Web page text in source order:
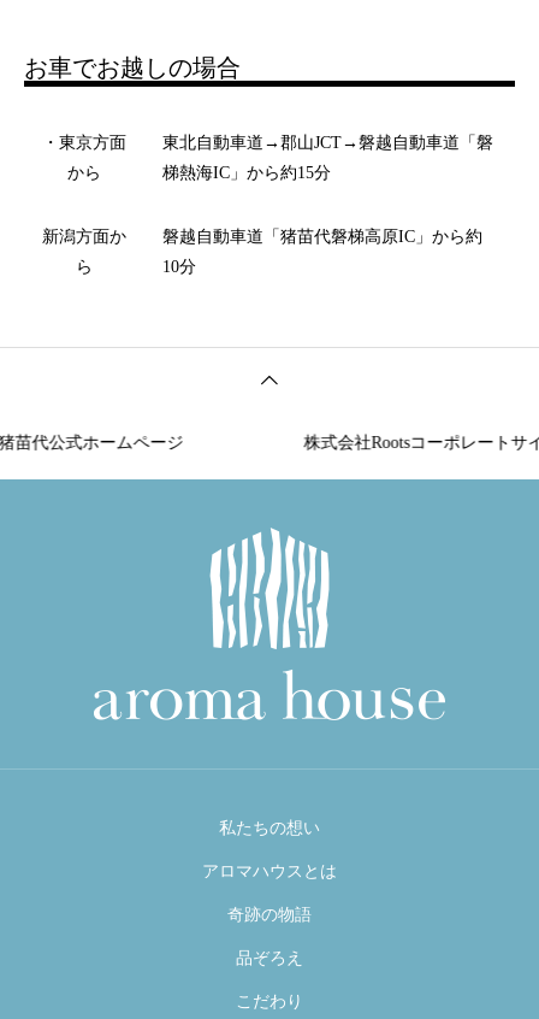
お車でお越しの場合
・東京方面
から
東北自動車道→郡山JCT→磐越自動車道「磐
梯熱海IC」から約15分
新潟方面か
ら
磐越自動車道「猪苗代磐梯高原IC」から約
10分
公式ホームページ 株式会社Rootsコーポレートサイト
私たちの想い
アロマハウスとは
奇跡の物語
品ぞろえ
こだわり